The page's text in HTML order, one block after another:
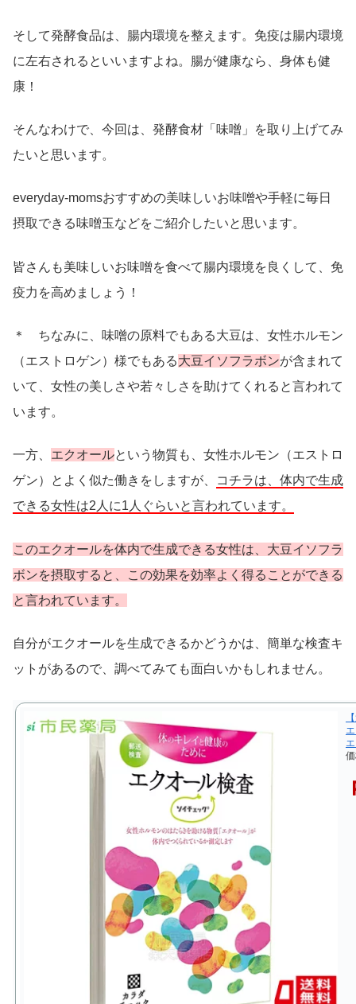
そして発酵食品は、腸内環境を整えます。免疫は腸内環境
に左右されるといいますよね。腸が健康なら、身体も健
康！
そんなわけで、今回は、発酵食材「味噌」を取り上げてみ
たいと思います。
everyday-momsおすすめの美味しいお味噌や手軽に毎日
摂取できる味噌玉などをご紹介したいと思います。
皆さんも美味しいお味噌を食べて腸内環境を良くして、免
疫力を高めましょう！
＊ ちなみに、味噌の原料でもある大豆は、女性ホルモン
（エストロゲン）様でもある大豆イソフラボンが含まれて
いて、女性の美しさや若々しさを助けてくれると言われて
います。
一方、 エクオールという物質も、女性ホルモン（エストロ
ゲン）とよく似た働きをしますが、
コチラは、体内で生成
できる女性は2人に1人ぐらいと言われています。
このエクオールを体内で生成できる女性は、大豆イソフラ
ボンを摂取すると、この効果を効率よく得ることができる
と言われています。
自分がエクオールを生成できるかどうかは、簡単な検査キ
ットがあるので、調べてみても面白いかもしれません。